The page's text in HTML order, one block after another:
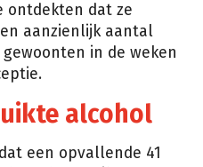
ontdekten dat ze
aanzienlijk aantal
in de weken
alcohol
een opvallende 41